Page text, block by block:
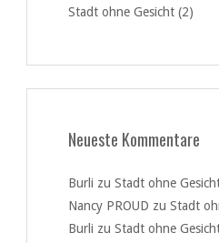
Stadt ohne Gesicht (2)
Neueste Kommentare
Burli zu Stadt ohne
Nancy PROUD zu Stadt
Burli zu Stadt ohne